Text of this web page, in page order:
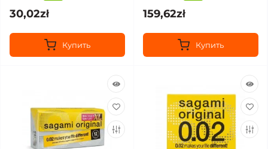
30,02zł
Купить
159,62zł
Купить